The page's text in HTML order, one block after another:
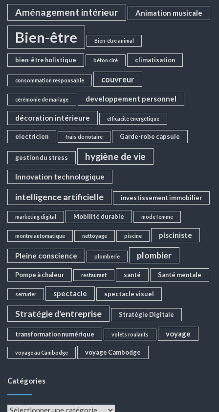
Aménagement intérieur Animation musicale
Bien-être Bien-être animal
bien-être holistique béton ciré climatisation
consommation responsable couvreur
cérémonie de mariage developpement personnel
décoration intérieure efficacité énergétique
electricien frais de notaire Garde-robe capsule
gestion du stress hygiène de vie
Innovation technologique
intelligence artificielle investissement immobilier
marketing digital Mobilité durable mode femme
montre automatique nettoyage piscine pisciniste
Pleine conscience plomberie plombier
Pompe à chaleur restaurant santé Santé mentale
serrurier spectacle spectacle visuel
Stratégie d'entreprise Stratégie Digitale
transformation numérique volets roulants voyage
voyage au Cambodge voyage Cambodge
Catégories
Catégories